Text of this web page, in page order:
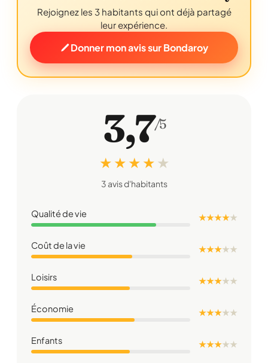
Rejoignez les 3 habitants qui ont déjà partagé
leur expérience.
Donner mon avis sur Bondaroy
3,7/5
★ ★ ★ ★ ★
3 avis d'habitants
Qualité de vie ★ ★ ★ ★★
Coût de la vie ★ ★ ★★★
Loisirs ★ ★ ★★★
Économie ★ ★ ★★★
Enfants ★ ★ ★★★